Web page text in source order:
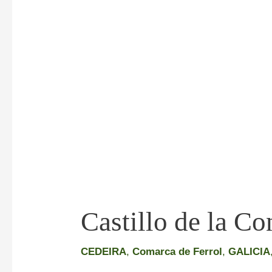
Castillo de la
CEDEIRA,Comarca de Ferrol ,GALICIA